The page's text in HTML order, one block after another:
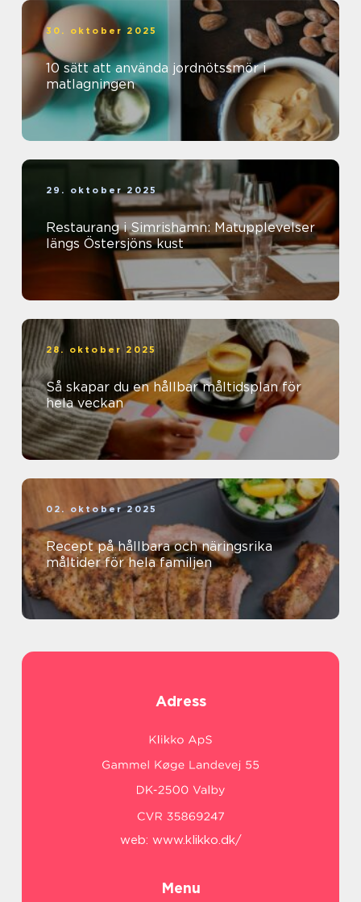
30. oktober 2025
10 sätt att använda jordnötssmör i
matlagningen
29. oktober 2025
Restaurang i Simrishamn: Matupplevelser
längs Östersjöns kust
28. oktober 2025
Så skapar du en hållbar måltidsplan för
hela veckan
02. oktober 2025
Recept på hållbara och näringsrika
måltider för hela familjen
Adress
web: www.klikko.dk/
Menu